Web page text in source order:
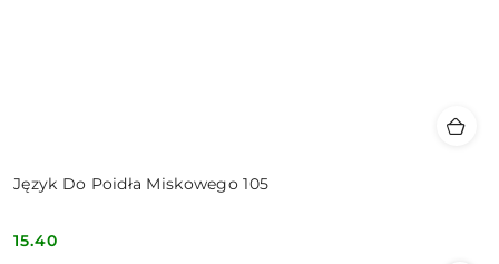
Język Do Poidła Miskowego 105
Cena:
15.40